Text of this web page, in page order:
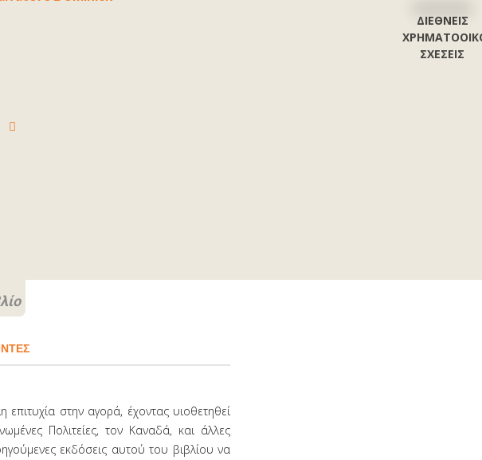
ΔΙΕΘΝΕΙΣ
ΣΧΕΣΕΙΣ
στην αγορά, έχοντας υιοθετηθεί
Πολιτείες, τον Καναδά, και άλλες
εκδόσεις αυτού του βιβλίου να